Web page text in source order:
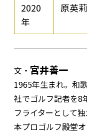
2020
年
原英
文・ 宮井善一
1965年生まれ。和
社でゴルフ記者を8
フライターとして
本プロゴルフ殿堂